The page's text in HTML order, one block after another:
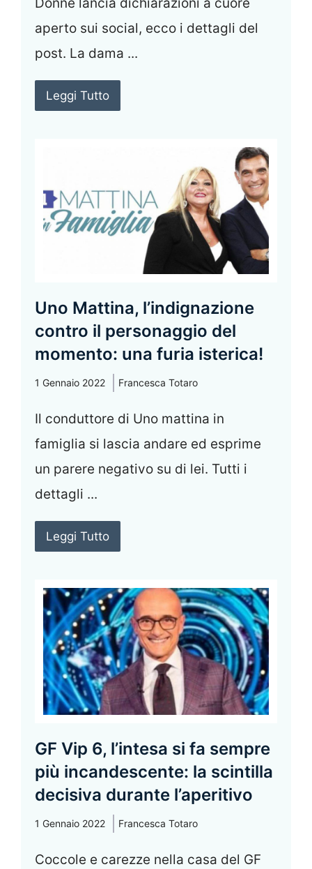
aperto sui social, ecco i dettagli del
post. La dama ...
Leggi Tutto
Uno Mattina, l’indignazione
contro il personaggio del
momento: una furia isterica!
1 Gennaio 2022 Francesca Totaro
Il conduttore di Uno mattina in
famiglia si lascia andare ed esprime
un parere negativo su di lei. Tutti i
dettagli ...
Leggi Tutto
GF Vip 6, l’intesa si fa sempre
più incandescente: la scintilla
decisiva durante l’aperitivo
1 Gennaio 2022 Francesca Totaro
Coccole e carezze nella casa del GF